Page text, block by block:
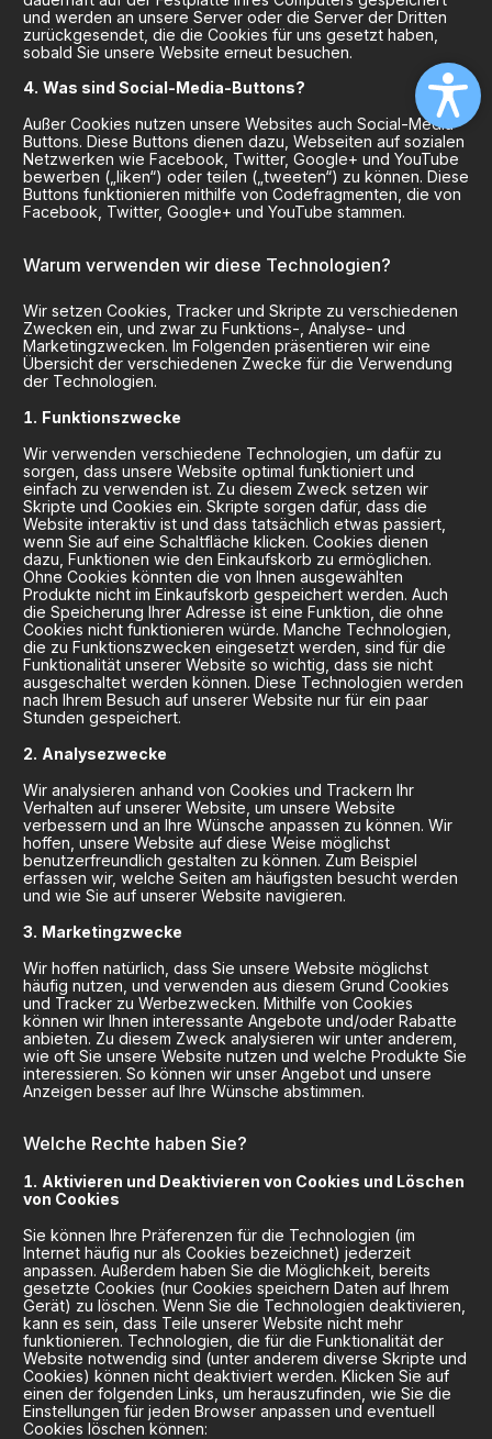
und werden an unsere Server oder die Server der Dritten
zurückgesendet, die die Cookies für uns gesetzt haben,
sobald Sie unsere Website erneut besuchen.
Was sind Social-Media-Buttons?
Außer Cookies nutzen unsere Websites auch Social-Media-
Buttons. Diese Buttons dienen dazu, Webseiten auf sozialen
Netzwerken wie Facebook, Twitter, Google+ und YouTube
bewerben („liken“) oder teilen („tweeten“) zu können. Diese
Buttons funktionieren mithilfe von Codefragmenten, die von
Facebook, Twitter, Google+ und YouTube stammen.
Warum verwenden wir diese Technologien?
Wir setzen Cookies, Tracker und Skripte zu verschiedenen
Zwecken ein, und zwar zu Funktions-, Analyse- und
Marketingzwecken. Im Folgenden präsentieren wir eine
Übersicht der verschiedenen Zwecke für die Verwendung
der Technologien.
Funktionszwecke
Wir verwenden verschiedene Technologien, um dafür zu
sorgen, dass unsere Website optimal funktioniert und
einfach zu verwenden ist. Zu diesem Zweck setzen wir
Skripte und Cookies ein. Skripte sorgen dafür, dass die
Website interaktiv ist und dass tatsächlich etwas passiert,
wenn Sie auf eine Schaltfläche klicken. Cookies dienen
dazu, Funktionen wie den Einkaufskorb zu ermöglichen.
Ohne Cookies könnten die von Ihnen ausgewählten
Produkte nicht im Einkaufskorb gespeichert werden. Auch
die Speicherung Ihrer Adresse ist eine Funktion, die ohne
Cookies nicht funktionieren würde. Manche Technologien,
die zu Funktionszwecken eingesetzt werden, sind für die
Funktionalität unserer Website so wichtig, dass sie nicht
ausgeschaltet werden können. Diese Technologien werden
nach Ihrem Besuch auf unserer Website nur für ein paar
Stunden gespeichert.
Analysezwecke
Wir analysieren anhand von Cookies und Trackern Ihr
Verhalten auf unserer Website, um unsere Website
verbessern und an Ihre Wünsche anpassen zu können. Wir
hoffen, unsere Website auf diese Weise möglichst
benutzerfreundlich gestalten zu können. Zum Beispiel
erfassen wir, welche Seiten am häufigsten besucht werden
und wie Sie auf unserer Website navigieren.
Marketingzwecke
Wir hoffen natürlich, dass Sie unsere Website möglichst
häufig nutzen, und verwenden aus diesem Grund Cookies
und Tracker zu Werbezwecken. Mithilfe von Cookies
können wir Ihnen interessante Angebote und/oder Rabatte
anbieten. Zu diesem Zweck analysieren wir unter anderem,
wie oft Sie unsere Website nutzen und welche Produkte Sie
interessieren. So können wir unser Angebot und unsere
Anzeigen besser auf Ihre Wünsche abstimmen.
Welche Rechte haben Sie?
Aktivieren und Deaktivieren von Cookies und Löschen
von Cookies
Sie können Ihre Präferenzen für die Technologien (im
Internet häufig nur als Cookies bezeichnet) jederzeit
anpassen. Außerdem haben Sie die Möglichkeit, bereits
gesetzte Cookies (nur Cookies speichern Daten auf Ihrem
Gerät) zu löschen. Wenn Sie die Technologien deaktivieren,
kann es sein, dass Teile unserer Website nicht mehr
funktionieren. Technologien, die für die Funktionalität der
Website notwendig sind (unter anderem diverse Skripte und
Cookies) können nicht deaktiviert werden. Klicken Sie auf
einen der folgenden Links, um herauszufinden, wie Sie die
Einstellungen für jeden Browser anpassen und eventuell
Cookies löschen können: